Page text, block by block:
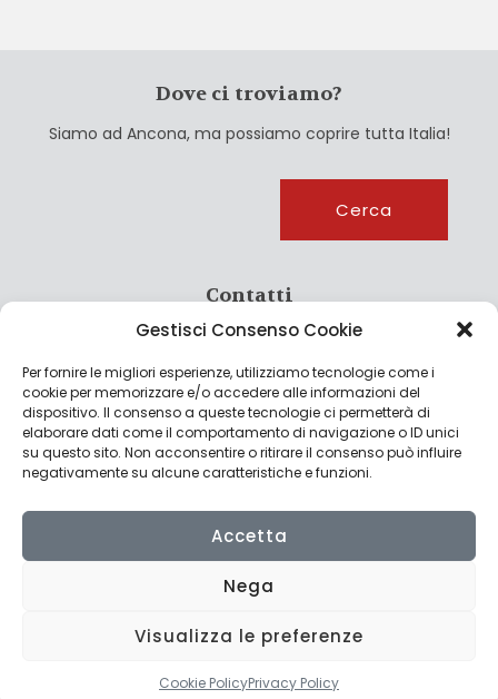
Gestisci Consenso Cookie
Per fornire le migliori esperienze, utilizziamo tecnologie come i
cookie per memorizzare e/o accedere alle informazioni del
dispositivo. Il consenso a queste tecnologie ci permetterà di
elaborare dati come il comportamento di navigazione o ID unici
su questo sito. Non acconsentire o ritirare il consenso può influire
negativamente su alcune caratteristiche e funzioni.
Accetta
Nega
Visualizza le preferenze
Cookie PolicyPrivacy Policy
Dove ci troviamo?
Siamo ad Ancona, ma possiamo coprire tutta Italia!
Cerca
Contatti
info@culturagroalimentare.com
Note legali
Privacy Policy
© 2022 CulturAgroalimentare di Raffaello De Crescenzo - P.IVA